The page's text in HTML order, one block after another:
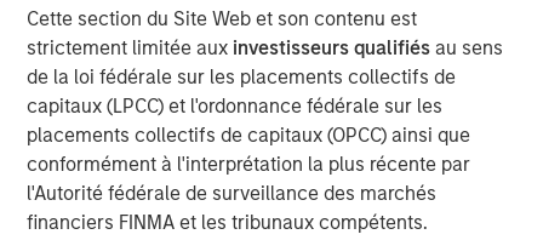
Cette section du Site Web et son contenu est
strictement limitée aux investisseurs qualifiésau sens
de la loi fédérale sur les placements collectifs de
capitaux (LPCC) et l'ordonnance fédérale sur les
placements collectifs de capitaux (OPCC) ainsi que
conformément à l'interprétation la plus récente par
l'Autorité fédérale de surveillance des marchés
financiers FINMA et les tribunaux compétents.
Ce bulletin étant mensuel, l’analyse ci-dessous reflète
les évolutions survenues au cours du mois de février,
tout en intégrant les mouvements importants sur les
marchés au début du mois de mars, suite à l’escalade de
l’implication des États-Unis dans le conflit avec l’Iran.
Nous nous intéresserons d’abord aux événements